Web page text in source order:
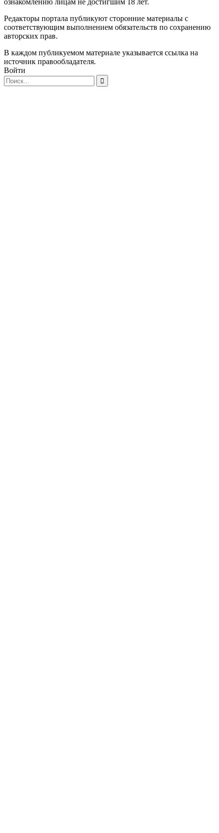
Редакторы портала публикуют сторонние материалы с
соответствующим выполнением обязательств по сохранению
авторских прав.
В каждом публикуемом материале указывается ссылка на
источник правообладателя.
Войти